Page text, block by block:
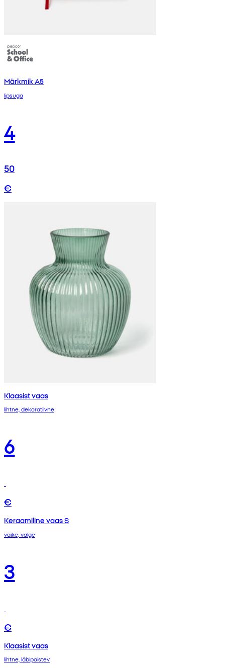
Märkmik A5
lipsuga
4
50
€
Klaasist vaas
lihtne, dekoratiivne
6
€
Keraamiline vaas S
väike, valge
3
€
Klaasist vaas
lihtne, läbipaistev